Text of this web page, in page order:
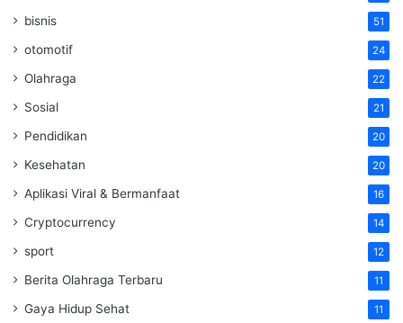
bisnis 51
otomotif 24
Olahraga 22
Sosial 21
Pendidikan 20
Kesehatan 20
Aplikasi Viral & Bermanfaat 16
Cryptocurrency 14
sport 12
Berita Olahraga Terbaru 11
Gaya Hidup Sehat 11